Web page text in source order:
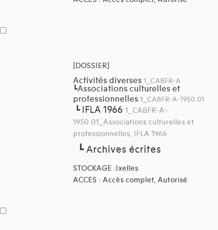
[DOSSIER]
Activités diverses 1_CABFR-A
┗Associations culturelles et
professionnelles 1_CABFR-A-1950.01
┗ IFLA 1966 1_CABFR-A-
1950.01_Associations culturelles et
professionnelles, IFLA 1966
┗Archives écrites
STOCKAGE :Ixelles
ACCES : Accès complet, Autorisé